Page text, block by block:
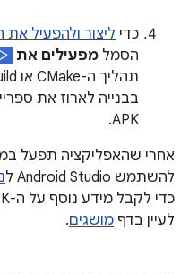
כדי ליצור ולהפעיל את
הסמל מפעילים את
APK.
אחרי שהאפליקציה תפעל
להשתמש Android Studio ל
לעיין בדף מושגים.